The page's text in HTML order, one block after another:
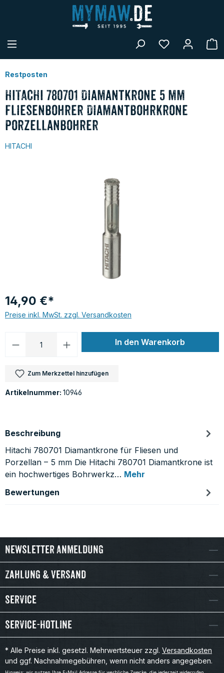
Restposten
HITACHI 780701 Diamantkrone 5 mm
Fliesenbohrer Diamantbohrkrone
Porzellanbohrer
HITACHI
14,90 €*
Preise inkl. MwSt. zzgl. Versandkosten
Produkt Anzahl: Gib den gewünschten
In den Warenkorb
Zum Merkzettel hinzufügen
Artikelnummer: 10946
Beschreibung
Hitachi 780701 Diamantkrone für Fliesen und
Porzellan – 5 mm Die Hitachi 780701 Diamantkrone ist
ein hochwertiges Bohrwerkz… Mehr
Bewertungen
Newsletter Anmeldung
Zahlung & Versand
Service
Service-Hotline
* Alle Preise inkl. gesetzl. Mehrwertsteuer zzgl. Versandkosten
und ggf. Nachnahmegebühren, wenn nicht anders angegeben.